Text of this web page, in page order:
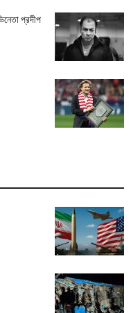
প্রদীপ